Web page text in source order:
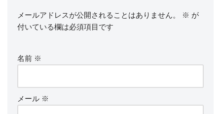
メールアドレスが公開されることはありません。 ※ が
付いている欄は必須項目です
名前 ※
メール ※